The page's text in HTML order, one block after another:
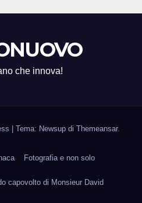
che innova!
Tema: Newsup di Themeansar.
Fotografia e non solo
capovolto di Monsieur David